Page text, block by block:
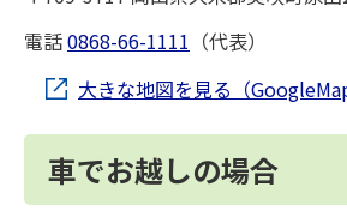
電話0868-66-1111 （代表）
大きな地図を見る（
車でお越しの場合